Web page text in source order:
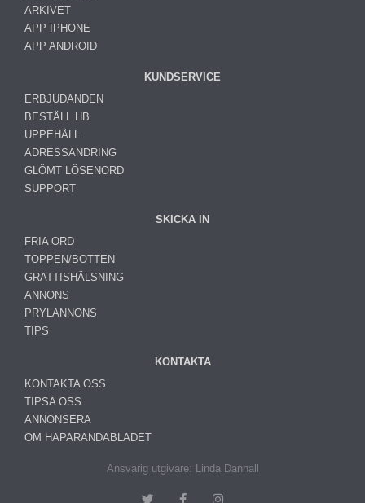
ARKIVET
APP IPHONE
APP ANDROID
KUNDSERVICE
ERBJUDANDEN
BESTÄLL HB
UPPEHÅLL
ADRESSÄNDRING
GLÖMT LÖSENORD
SUPPORT
SKICKA IN
FRIA ORD
TOPPEN/BOTTEN
GRATTISHÄLSNING
ANNONS
PRYLANNONS
TIPS
KONTAKTA
KONTAKTA OSS
TIPSA OSS
ANNONSERA
OM HAPARANDABLADET
Ansvarig utgivare: Linda Danhall